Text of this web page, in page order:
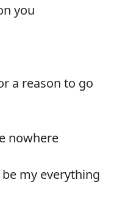
you
a reason to go
nowhere
my everything